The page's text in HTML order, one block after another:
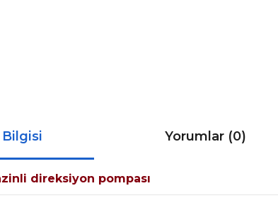
Bilgisi Yorumlar (0)
direksiyon pompası